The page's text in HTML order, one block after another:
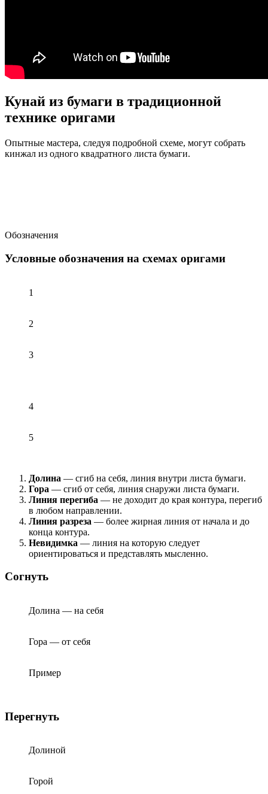
Кунай из бумаги в традиционной
технике оригами
Опытные мастера, следуя подробной схеме, могут собрать
кинжал из одного квадратного листа бумаги.
Обозначения
Условные обозначения на схемах оригами
1
2
3
4
5
Долина — сгиб на себя, линия внутри листа бумаги.
Гора — сгиб от себя, линия снаружи листа бумаги.
Линия перегиба — не доходит до края контура, перегиб
в любом направлении.
Линия разреза — более жирная линия от начала и до
конца контура.
Невидимка — линия на которую следует
ориентироваться и представлять мысленно.
Согнуть
Долина — на себя
Гора — от себя
Пример
Перегнуть
Долиной
Горой